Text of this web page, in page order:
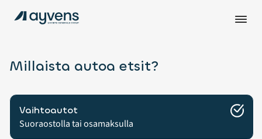
Millaista autoa etsit?
Vaihtoautot
Suoraostolla tai osamaksulla